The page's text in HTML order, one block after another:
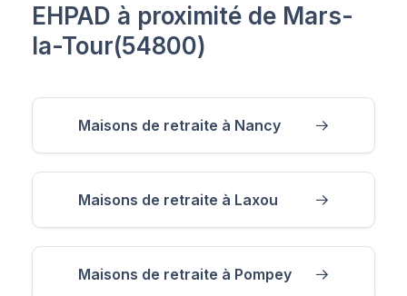
EHPAD à proximité de Mars-
la-Tour(54800)
Maisons de retraite à Nancy
Maisons de retraite à Laxou
Maisons de retraite à Pompey